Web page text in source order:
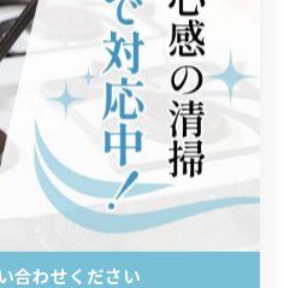
リーニング
ンジフードクリーニング
ーニング
リーニング
ドクリーニング
ーニング
合わせください